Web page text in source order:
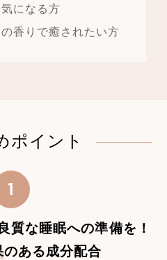
になる方
香りで癒されたい方
ポイント
1
質な睡眠への準備を！
のある成分配合